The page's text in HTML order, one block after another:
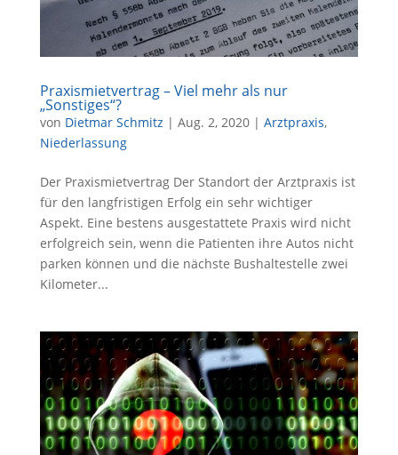
Praxismietvertrag – Viel mehr als nur
„Sonstiges“?
von Dietmar Schmitz | Aug. 2, 2020| Arztpraxis,
Niederlassung
Der Praxismietvertrag Der Standort der Arztpraxis ist
für den langfristigen Erfolg ein sehr wichtiger
Aspekt. Eine bestens ausgestattete Praxis wird nicht
erfolgreich sein, wenn die Patienten ihre Autos nicht
parken können und die nächste Bushaltestelle zwei
Kilometer...